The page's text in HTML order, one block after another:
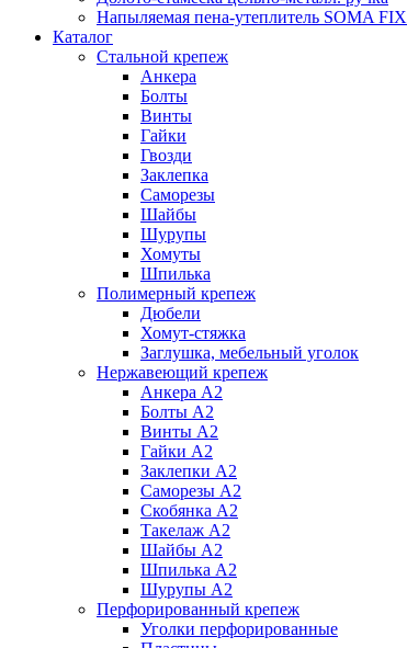
Напыляемая пена-утеплитель SOMA FIX
Каталог
Стальной крепеж
Анкера
Болты
Винты
Гайки
Гвозди
Заклепка
Саморезы
Шайбы
Шурупы
Хомуты
Шпилька
Полимерный крепеж
Дюбели
Хомут-стяжка
Заглушка, мебельный уголок
Нержавеющий крепеж
Анкера А2
Болты А2
Винты А2
Гайки А2
Заклепки А2
Саморезы А2
Скобянка А2
Такелаж А2
Шайбы А2
Шпилька А2
Шурупы А2
Перфорированный крепеж
Уголки перфорированные